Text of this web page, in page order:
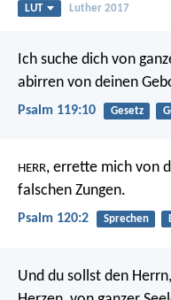
LUT Luther 2017
Ich suche dich von
abirren von deinen
Psalm 119:10 Gesetz
HERR, errette mich von
falschen Zungen.
Psalm 120:2 Sprechen
Und du sollst den